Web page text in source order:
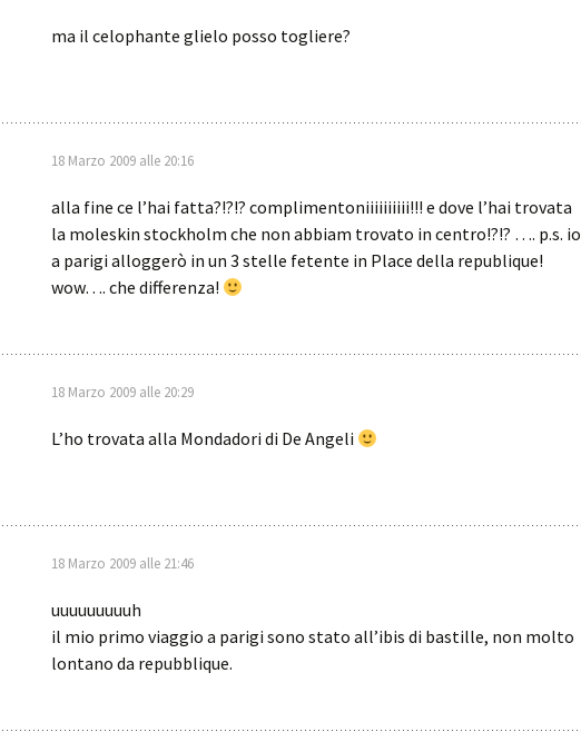
ma il celophante glielo posso togliere?
18 Marzo 2009 alle 20:16
alla fine ce l’hai fatta?!?!? complimentoniiiiiiiiii!!! e dove l’hai trovata
la moleskin stockholm che non abbiam trovato in centro!?!? …. p.s. io
a parigi alloggerò in un 3 stelle fetente in Place della republique!
wow…. che differenza!
18 Marzo 2009 alle 20:29
L’ho trovata alla Mondadori di De Angeli
18 Marzo 2009 alle 21:46
uuuuuuuuuh
il mio primo viaggio a parigi sono stato all’ibis di bastille, non molto
lontano da repubblique.